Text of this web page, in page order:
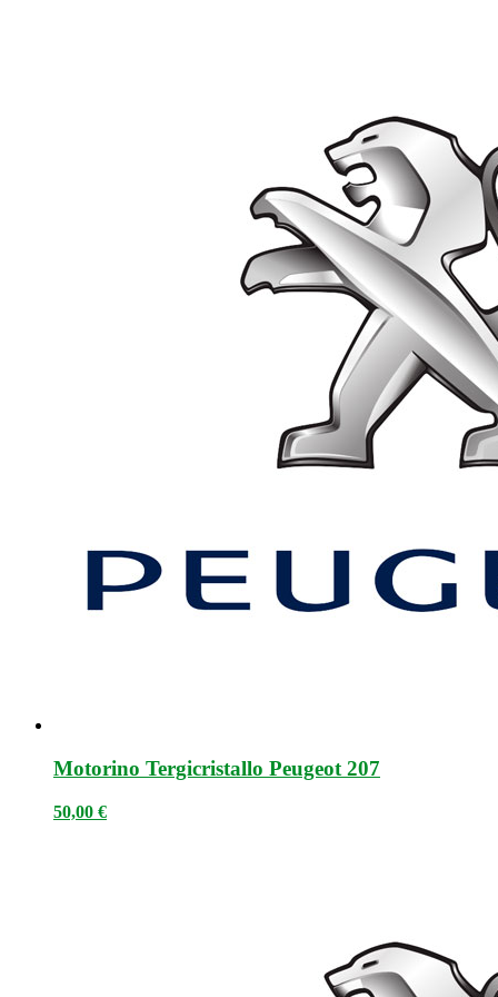
Motorino Tergicristallo Peugeot 207
50,00 €